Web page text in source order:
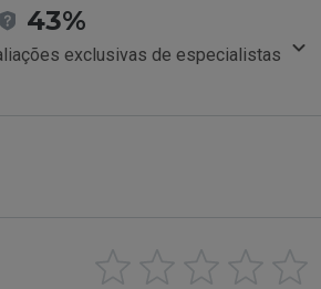
43%
exclusivas de especialistas